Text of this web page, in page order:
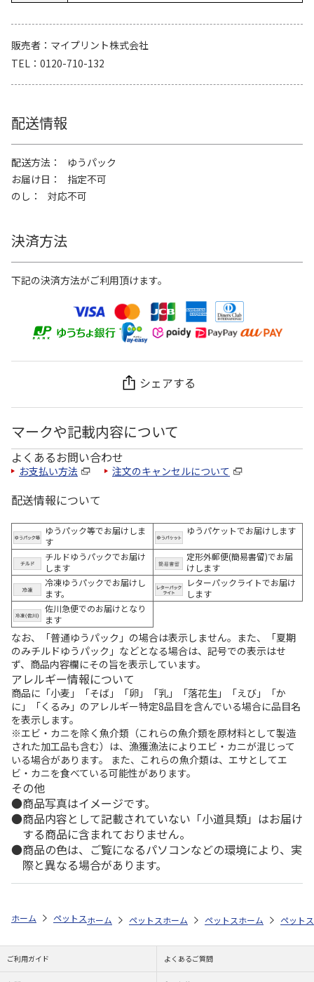
販売者
マイプリント株式会社
TEL
0120-710-132
配送情報
配送方法
ゆうパック
お届け日
指定不可
のし
対応不可
決済方法
下記の決済方法がご利用頂けます。
シェアする
マークや記載内容について
よくあるお問い合わせ
お支払い方法 注文のキャンセルについて
配送情報について
ゆうパック等でお届けしま
す
ゆうパケットでお届けします
チルドゆうパックでお届け
します
定形外郵便(簡易書留)でお届
けします
冷凍ゆうパックでお届けし
ます。
レターパックライトでお届け
します
佐川急便でのお届けとなり
ます
なお、「普通ゆうパック」の場合は表示しません。また、「夏期
のみチルドゆうパック」などとなる場合は、記号での表示はせ
ず、商品内容欄にその旨を表示しています。
アレルギー情報について
商品に「小麦」「そば」「卵」「乳」「落花生」「えび」「か
に」「くるみ」のアレルギー特定8品目を含んでいる場合に品目名
を表示します。
※エビ・カニを除く魚介類（これらの魚介類を原材料として製造
された加工品も含む）は、漁獲漁法によりエビ・カニが混じって
いる場合があります。 また、これらの魚介類は、エサとしてエ
ビ・カニを食べている可能性があります。
その他
商品写真はイメージです。
商品内容として記載されていない「小道具類」はお届け
する商品に含まれておりません。
商品の色は、ご覧になるパソコンなどの環境により、実
際と異なる場合があります。
ホーム ペットストア フード フード（小動物用） モルモット
ホーム ペットストア フード フード（小動物用）
ホーム ペットストア フード
ホーム ペット
ご利用ガイド よくあるご質問